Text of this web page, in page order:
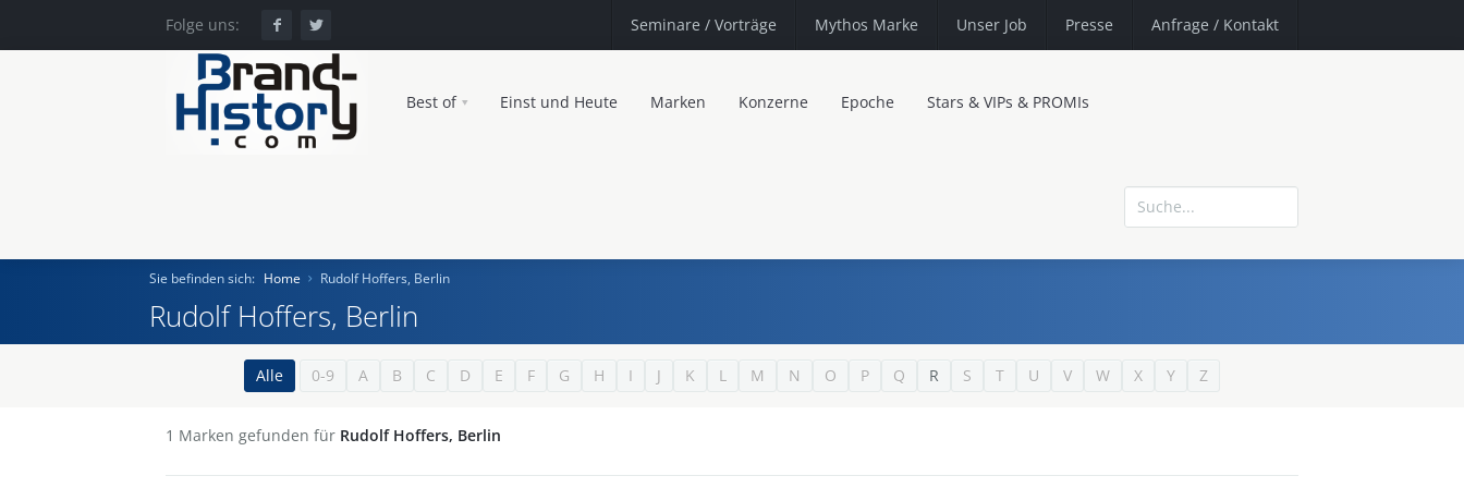
Folge uns: Seminare / Vorträge Mythos Marke Unser Job Presse Anfrage / Kontakt
Best of Einst und Heute Marken Konzerne Epoche Stars & VIPs & PROMIs
Sie befinden sich: Home Rudolf Hoffers, Berlin
Rudolf Hoffers, Berlin
Alle 0-9 A B C D E F G H I J K L M N O P Q R S T U V W X Y Z
1 Marken gefunden für Rudolf Hoffers, Berlin